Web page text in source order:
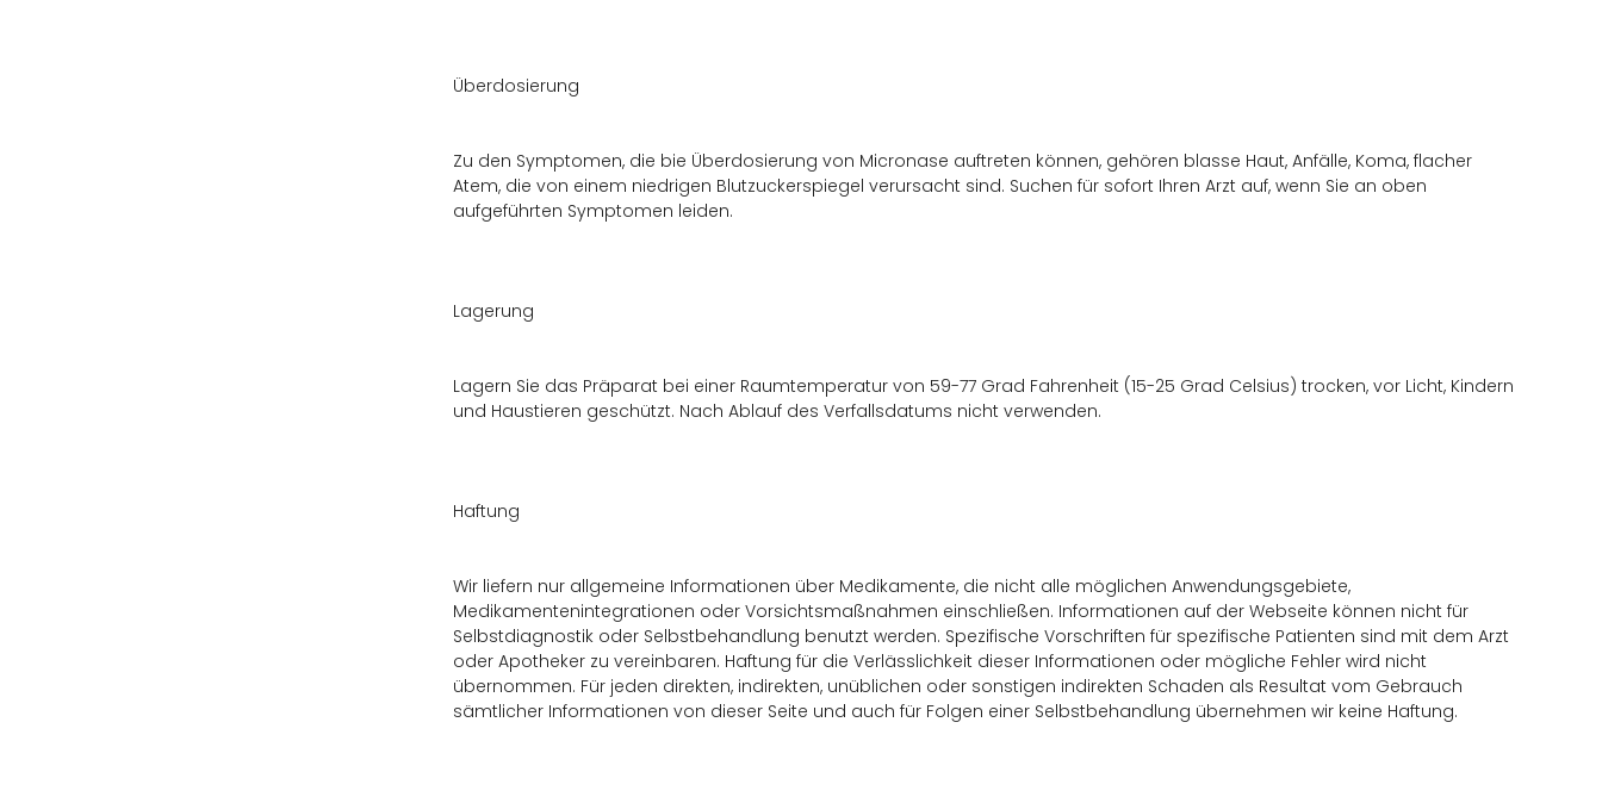
Überdosierung
Zu den Symptomen, die bie Überdosierung von Micronase auftreten können, gehören blasse Haut, Anfälle, Koma, flacher
Atem, die von einem niedrigen Blutzuckerspiegel verursacht sind. Suchen für sofort Ihren Arzt auf, wenn Sie an oben
aufgeführten Symptomen leiden.
Lagerung
Lagern Sie das Präparat bei einer Raumtemperatur von 59-77 Grad Fahrenheit (15-25 Grad Celsius) trocken, vor Licht, Kindern
und Haustieren geschützt. Nach Ablauf des Verfallsdatums nicht verwenden.
Haftung
Wir liefern nur allgemeine Informationen über Medikamente, die nicht alle möglichen Anwendungsgebiete,
Medikamentenintegrationen oder Vorsichtsmaßnahmen einschließen. Informationen auf der Webseite können nicht für
Selbstdiagnostik oder Selbstbehandlung benutzt werden. Spezifische Vorschriften für spezifische Patienten sind mit dem Arzt
oder Apotheker zu vereinbaren. Haftung für die Verlässlichkeit dieser Informationen oder mögliche Fehler wird nicht
übernommen. Für jeden direkten, indirekten, unüblichen oder sonstigen indirekten Schaden als Resultat vom Gebrauch
sämtlicher Informationen von dieser Seite und auch für Folgen einer Selbstbehandlung übernehmen wir keine Haftung.